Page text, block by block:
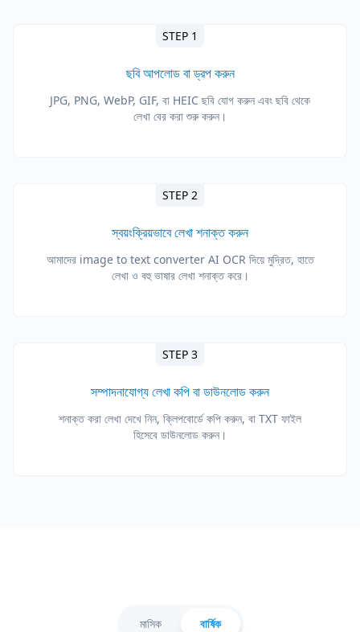
STEP 1
ছবি আপলোড বা ড্রপ করুন
JPG, PNG, WebP, GIF, বা HEIC ছবি যোগ করুন এবং ছবি থেকে
লেখা বের করা শুরু করুন।
STEP 2
স্বয়ংক্রিয়ভাবে লেখা শনাক্ত করুন
আমাদের image to text converter AI OCR দিয়ে মুদ্রিত, হাতে
লেখা ও বহু ভাষার লেখা শনাক্ত করে।
STEP 3
সম্পাদনাযোগ্য লেখা কপি বা ডাউনলোড করুন
শনাক্ত করা লেখা দেখে নিন, ক্লিপবোর্ডে কপি করুন, বা TXT ফাইল
হিসেবে ডাউনলোড করুন।
মাসিক বার্ষিক